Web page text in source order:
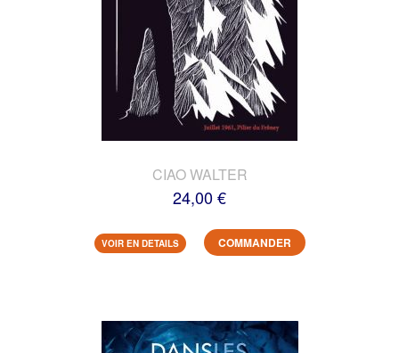
CIAO WALTER
24,00 €
VOIR EN DETAILS COMMANDER